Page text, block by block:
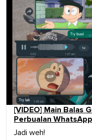
[VIDEO] Main Balas
Perbualan
Jadi weh!